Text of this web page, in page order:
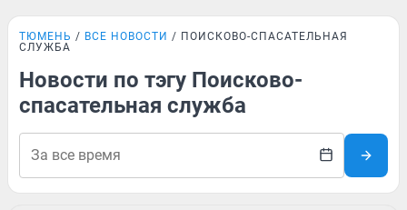
ТЮМЕНЬ ВСЕ НОВОСТИ
ПОИСКОВО-СПАСАТЕЛЬНАЯ
СЛУЖБА
Новости по тэгу Поисково-
спасательная служба